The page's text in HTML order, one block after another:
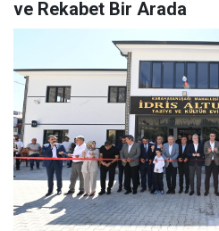
ve Rekabet Bir Arada